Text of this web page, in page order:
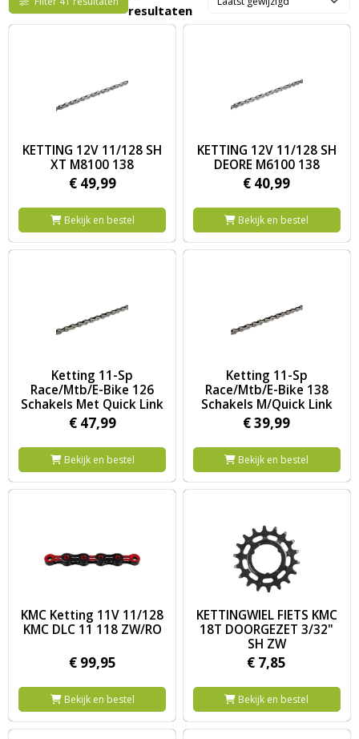
resultaten
KETTING 12V 11/128 SH
XT M8100 138
€ 49,99
Bekijk en bestel
KETTING 12V 11/128 SH
DEORE M6100 138
€ 40,99
Bekijk en bestel
Ketting 11-Sp
Race/Mtb/E-Bike 126
Schakels Met Quick Link
€ 47,99
Bekijk en bestel
Ketting 11-Sp
Race/Mtb/E-Bike 138
Schakels M/Quick Link
€39,99
Bekijk en bestel
KMC Ketting 11V 11/128
KMC DLC 11 118 ZW/RO
€ 99,95
Bekijk en bestel
KETTINGWIEL FIETS KMC
18T DOORGEZET 3/32"
SH ZW
€ 7,85
Bekijk en bestel